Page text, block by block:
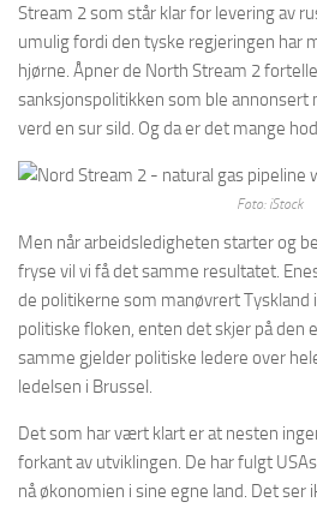
Stream 2 som står klar for levering av
umulig fordi den tyske regjeringen har
hjørne. Åpner de North Stream 2
sanksjonspolitikken som ble annonsert
verd en sur sild. Og da er det mange
Foto: iStock
Men når arbeidsledigheten starter og
fryse vil vi få det samme resultatet.
de politikerne som manøvrert Tyskland
politiske floken, enten det skjer på den
samme gjelder politiske ledere over
ledelsen i Brussel.
Det som har vært klart er at nesten
forkant av utviklingen. De har fulgt
nå økonomien i sine egne land. Det ser